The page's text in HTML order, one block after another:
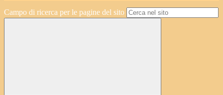
Campo di ricerca per le pagine del sito